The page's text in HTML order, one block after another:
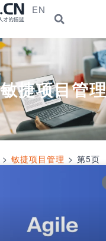
EN
敏捷项目管
> 敏捷项目管理 > 第5页